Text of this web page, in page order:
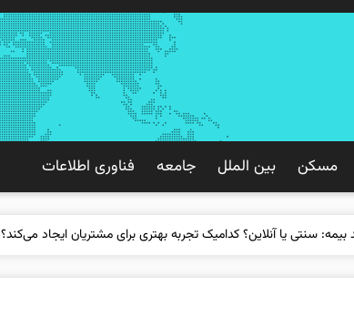
مسکن بین الملل جامعه فناوری اطلاعات
بیمه: سنتی یا آنلاین؟ کدامیک تجربه بهتری برای مشتریان ایجاد می‌کند؟